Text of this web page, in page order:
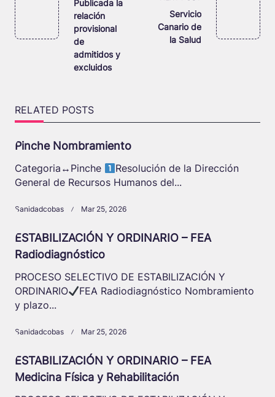
screen-
reader-
text">Page</span>
Publicada la
relación
provisional
de
admitidos y
excluidos
Servicio
Canario de
la Salud
RELATED POSTS
Pinche Nombramiento
Categoria ↔️ Pinche
Resolución de la Dirección
General de Recursos Humanos del...
Sanidadcobas Mar 25, 2026
ESTABILIZACIÓN Y ORDINARIO – FEA
Radiodiagnóstico
PROCESO SELECTIVO DE ESTABILIZACIÓN Y
ORDINARIO
FEA Radiodiagnóstico Nombramiento
y plazo...
Sanidadcobas Mar 25, 2026
ESTABILIZACIÓN Y ORDINARIO – FEA
Medicina Física y Rehabilitación